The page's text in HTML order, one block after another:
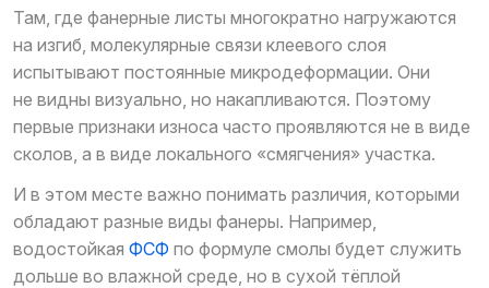
Там, где фанерные листы многократно нагружаются
на изгиб, молекулярные связи клеевого слоя
испытывают постоянные микродеформации. Они
не видны визуально, но накапливаются. Поэтому
первые признаки износа часто проявляются не в виде
сколов, а в виде локального «смягчения» участка.
И в этом месте важно понимать различия, которыми
обладают разные виды фанеры. Например,
водостойкая ФСФ по формуле смолы будет служить
дольше во влажной среде, но в сухой тёплой